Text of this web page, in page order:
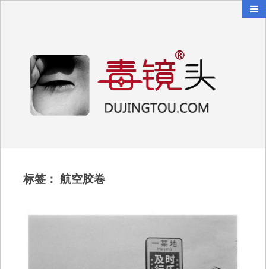
标签： 航空胶卷